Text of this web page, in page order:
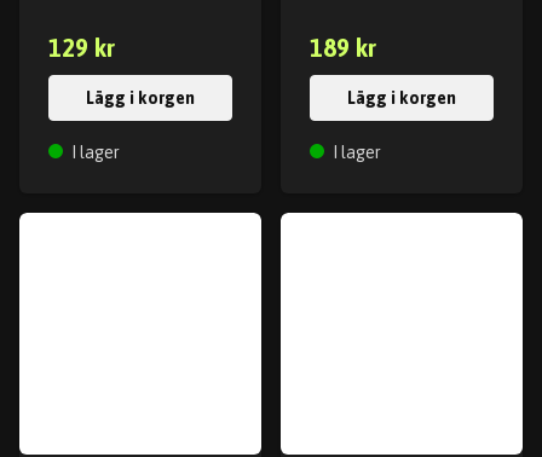
129 kr
Lägg i korgen
I lager
189 kr
Lägg i korgen
I lager